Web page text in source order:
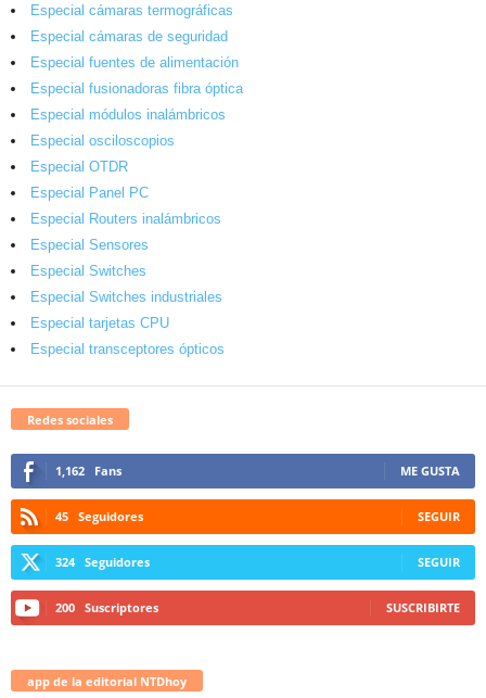
Especial cámaras termográficas
Especial cámaras de seguridad
Especial fuentes de alimentación
Especial fusionadoras fibra óptica
Especial módulos inalámbricos
Especial osciloscopios
Especial OTDR
Especial Panel PC
Especial Routers inalámbricos
Especial Sensores
Especial Switches
Especial Switches industriales
Especial tarjetas CPU
Especial transceptores ópticos
Redes sociales
1,162 Fans ME GUSTA
45 Seguidores SEGUIR
324 Seguidores SEGUIR
200 Suscriptores SUSCRIBIRTE
app de la editorial NTDhoy